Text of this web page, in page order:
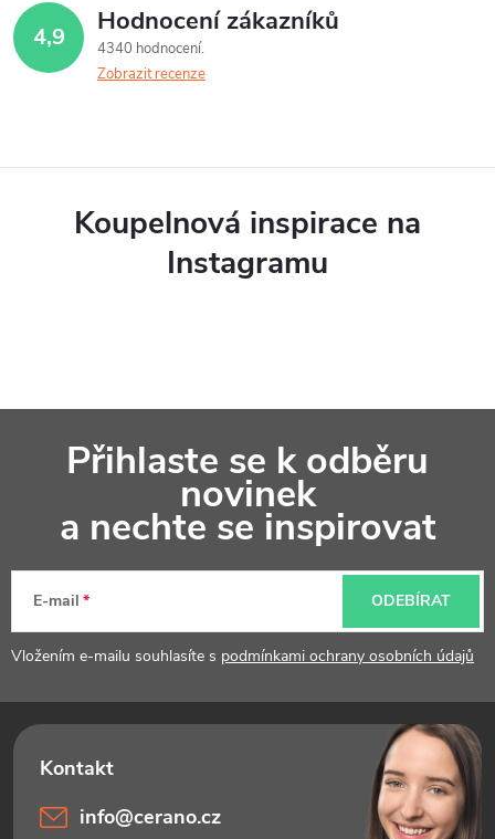
4,9 Hodnocení zákazníků
4340 hodnocení
Zobrazit recenze
Koupelnová inspirace na
Instagramu
a
Přihlaste se k odběru
novinek
a nechte se inspirovat
E-mail
Vložením e-mailu souhlasíte s podmínkami ochrany osobních údajů
ODEBÍRAT
info@cerano.cz